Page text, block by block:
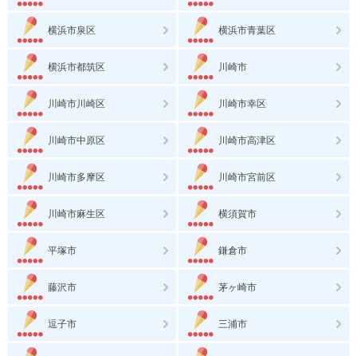
横浜市泉区 横浜市青葉区
横浜市都筑区 川崎市
川崎市川崎区 川崎市幸区
川崎市中原区 川崎市高津区
川崎市多摩区 川崎市宮前区
川崎市麻生区 横須賀市
平塚市 鎌倉市
藤沢市 茅ヶ崎市
逗子市 三浦市